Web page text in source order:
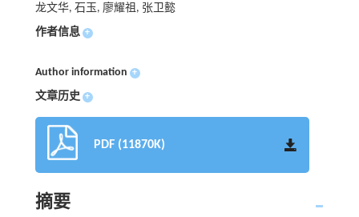
龙文华, 石玉, 廖耀祖, 张卫懿
作者信息 +
Author information +
文章历史 +
PDF (11870K)
摘要